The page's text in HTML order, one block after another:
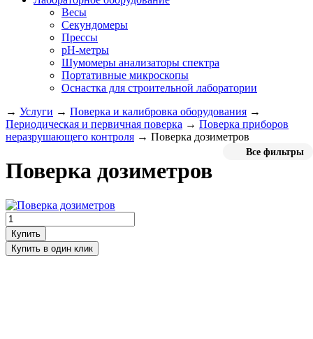
Весы
Секундомеры
Прессы
pH-метры
Шумомеры анализаторы спектра
Портативные микроскопы
Оснастка для строительной лаборатории
→ Услуги → Поверка и калибровка оборудования →
Периодическая и первичная поверка → Поверка приборов
неразрушающего контроля → Поверка дозиметров
Все фильтры
Поверка дозиметров